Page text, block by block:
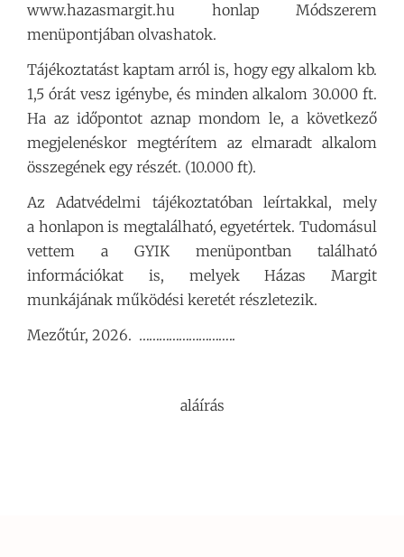
www.hazasmargit.hu honlap Módszerem
menüpontjában olvashatok.
Tájékoztatást kaptam arról is, hogy egy alkalom kb.
1,5 órát vesz igénybe, és minden alkalom 30.000 ft.
Ha az időpontot aznap mondom le, a következő
megjelenéskor megtérítem az elmaradt alkalom
összegének egy részét. (10.000 ft).
Az Adatvédelmi tájékoztatóban leírtakkal, mely
a honlapon is megtalálható, egyetértek. Tudomásul
vettem a GYIK menüpontban található
információkat is, melyek Házas Margit
munkájának működési keretét részletezik.
Mezőtúr, 2026. ………………………..
aláírás